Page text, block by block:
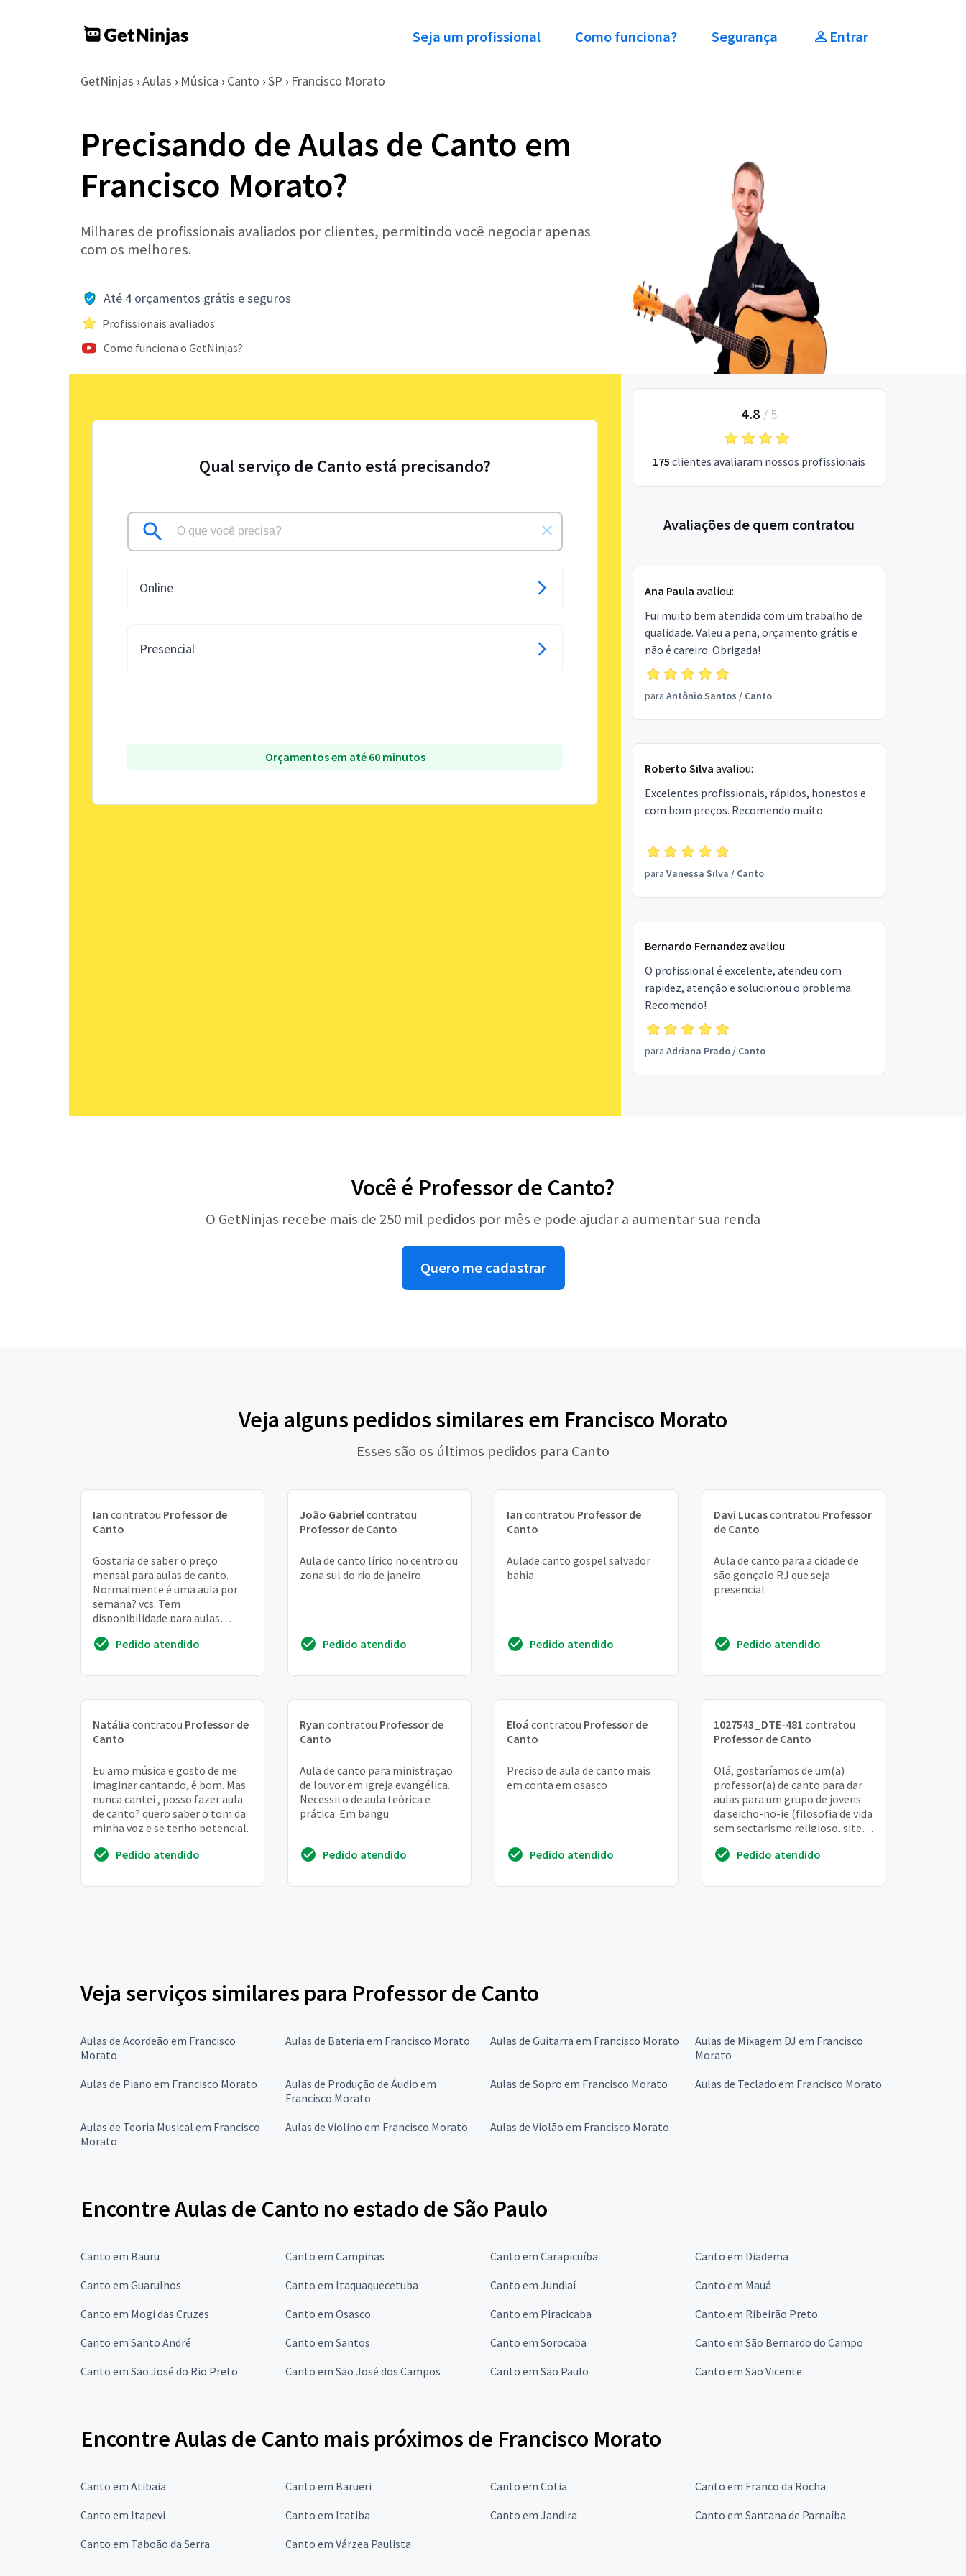
Seja um profissional Como funciona? Segurança Entrar
GetNinjas › Aulas › Música › Canto › SP › Francisco Morato
Precisando de Aulas de Canto em
Francisco Morato?
Milhares de profissionais avaliados por clientes, permitindo você negociar apenas
com os melhores.
Até 4 orçamentos grátis e seguros
Profissionais avaliados
Como funciona o GetNinjas?
Qual serviço de Canto está precisando?
Online
Presencial
Orçamentos em até 60 minutos
4.8 / 5
175 clientes avaliaram nossos profissionais
Avaliações de quem contratou
Ana Paula avaliou:
Fui muito bem atendida com um trabalho de
qualidade. Valeu a pena, orçamento grátis e
não é careiro. Obrigada!
para Antônio Santos / Canto
Roberto Silva avaliou:
Excelentes profissionais, rápidos, honestos e
com bom preços. Recomendo muito
para Vanessa Silva / Canto
Bernardo Fernandez avaliou:
O profissional é excelente, atendeu com
rapidez, atenção e solucionou o problema.
Recomendo!
para Adriana Prado/ Canto
Você é Professor de Canto?
O GetNinjas recebe mais de 250 mil pedidos por mês e pode ajudar a aumentar sua renda
Quero me cadastrar
Veja alguns pedidos similares em Francisco Morato
Esses são os últimos pedidos para Canto
Ian contratou Professor de
Canto
Gostaria de saber o preço
mensal para aulas de canto.
Normalmente é uma aula por
semana? vcs. Tem
disponibilidade para aulas
almoço, tipo 13:00? e sábado de
Pedido atendido
João Gabrielcontratou
Professor de Canto
Aula de canto lírico no centro ou
zona sul do rio de janeiro
Pedido atendido
Ian contratou Professor de
Canto
Aulade canto gospel salvador
bahia
Pedido atendido
Davi Lucascontratou Professor
de Canto
Aula de canto para a cidade de
são gonçalo RJ que seja
presencial
Pedido atendido
Natália contratou Professor de
Canto
Eu amo música e gosto de me
imaginar cantando, é bom. Mas
nunca cantei , posso fazer aula
de canto? quero saber o tom da
minha voz e se tenho potencial.
Pedido atendido
Ryan contratou Professor de
Canto
Aula de canto para ministração
de louvor em igreja evangélica.
Necessito de aula teórica e
prática. Em bangu
Pedido atendido
Eloá contratou Professor de
Canto
Preciso de aula de canto mais
em conta em osasco
Pedido atendido
1027543_DTE-481 contratou
Professor de Canto
Olá, gostaríamos de um(a)
professor(a) de canto para dar
aulas para um grupo de jovens
da seicho-no-ie (filosofia de vida
sem sectarismo religioso, site
int... Pedido atendido
Veja serviços similares para Professor de Canto
Aulas de Acordeão em Francisco
Morato
Aulas de Bateria em Francisco Morato Aulas de Guitarra em Francisco Morato
Aulas de Mixagem DJ em Francisco
Morato
Aulas de Piano em Francisco Morato
Aulas de Produção de Áudio em
Francisco Morato
Aulas de Sopro em Francisco Morato Aulas de Teclado em Francisco Morato
Aulas de Teoria Musical em Francisco
Morato
Aulas de Violino em Francisco Morato Aulas de Violão em Francisco Morato
Encontre Aulas de Canto no estado de São Paulo
Canto em Bauru Canto em Campinas Canto em Carapicuíba
Canto em Diadema
Canto em Guarulhos
Canto em Itaquaquecetuba Canto em Jundiaí
Canto em Mauá
Canto em Mogi das Cruzes
Canto em Osasco Canto em Piracicaba
Canto em Ribeirão Preto
Canto em Santo André
Canto em Santos Canto em Sorocaba
Canto em São Bernardo do Campo
Canto em São José do Rio Preto
Canto em São José dos Campos Canto em São Paulo Canto em São Vicente
Encontre Aulas de Canto mais próximos de Francisco Morato
Canto em Atibaia Canto em Barueri Canto em Cotia
Canto em Franco da Rocha
Canto em Itapevi
Canto em Itatiba Canto em Jandira
Canto em Santana de Parnaíba
Canto em Taboão da Serra
Canto em Várzea Paulista